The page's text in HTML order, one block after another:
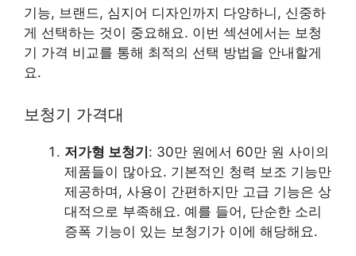
기능, 브랜드, 심지어 디자인까지 다양하니, 신중하
게 선택하는 것이 중요해요. 이번 섹션에서는 보청
기 가격 비교를 통해 최적의 선택 방법을 안내할게
요.
보청기 가격대
저가형 보청기 : 30만 원에서 60만 원 사이의
제품들이 많아요. 기본적인 청력 보조 기능만
제공하며, 사용이 간편하지만 고급 기능은 상
대적으로 부족해요. 예를 들어, 단순한 소리
증폭 기능이 있는 보청기가 이에 해당해요.